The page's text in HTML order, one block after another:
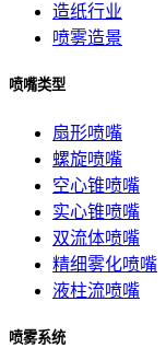
造纸行业
喷雾造景
喷嘴类型
扇形喷嘴
螺旋喷嘴
空心锥喷嘴
实心锥喷嘴
双流体喷嘴
精细雾化喷嘴
液柱流喷嘴
喷雾系统